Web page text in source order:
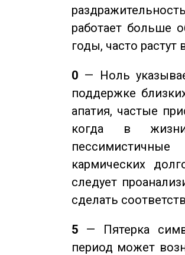
работает больше
годы, часто
0 — Ноль
поддержке
апатия, частые
когда в
кармических
следует
сделать
5 — Пятерка
период может